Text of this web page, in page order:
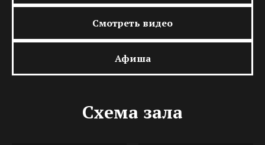
Смотреть видео
Афиша
Схема зала